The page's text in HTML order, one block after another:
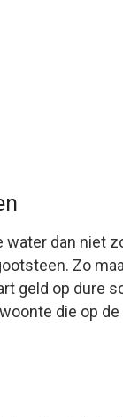
dan niet
Zo
geld op dure
die op